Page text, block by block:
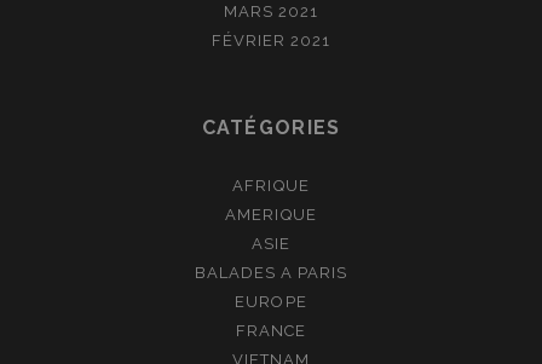
MARS 2021
FÉVRIER 2021
CATÉGORIES
AFRIQUE
AMERIQUE
ASIE
BALADES A PARIS
EUROPE
FRANCE
VIETNAM